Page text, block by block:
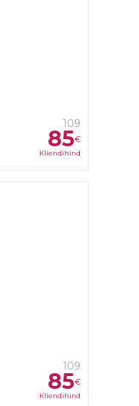
109
85€
Kliendihind
109
85€
Kliendihind